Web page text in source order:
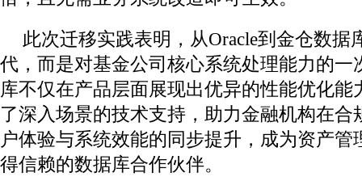
此次迁移实践表明，从Oracle到金仓数据
代，而是对基金公司核心系统处理能力的一
库不仅在产品层面展现出优异的性能优化能
了深入场景的技术支持，助力金融机构在合
户体验与系统效能的同步提升，成为资产
得信赖的数据库合作伙伴。